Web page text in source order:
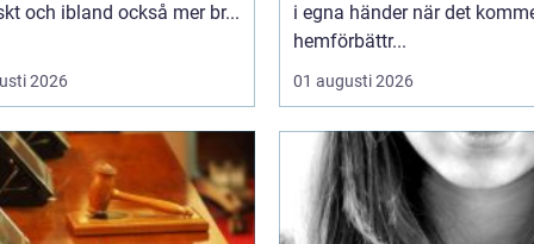
och ibland också mer br...
2026
i egna händer när det
hemförbättr...
01 augusti 2026